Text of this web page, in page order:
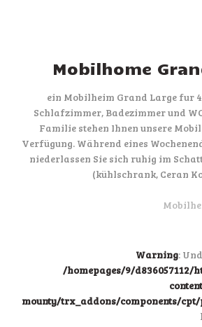
Mobilhome
ein Mobilheim Grand Large fur
Schlafzimmer, Badezimmer und
Familie stehen Ihnen unsere
Verfügung. Während eines
niederlassen Sie sich ruhig im
(kühlschrank, Ceran
Warning:
/homepages/9/
mounty/trx_addons/components/